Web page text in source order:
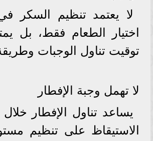
لا يعتمد تنظيم السكر
اختيار الطعام فقط، بل
توقيت تناول الوجبات وطريقة
لا تهمل وجبة الإفطار
يساعد تناول الإفطار
الاستيقاظ على تنظيم